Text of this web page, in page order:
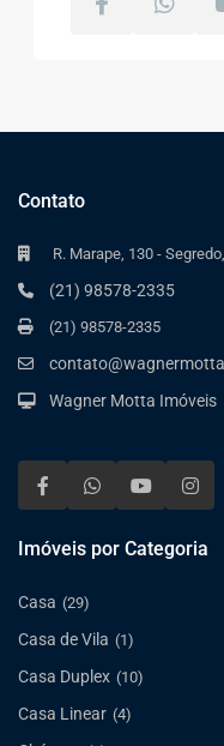
Contato
R. Marape, 130 -
(21) 98578-2335
(21) 98578-2335
Wagner Motta Imóveis
Imóveis por Categoria
Casa (29)
Casa de Vila (1)
Casa Duplex (10)
Casa Linear (4)